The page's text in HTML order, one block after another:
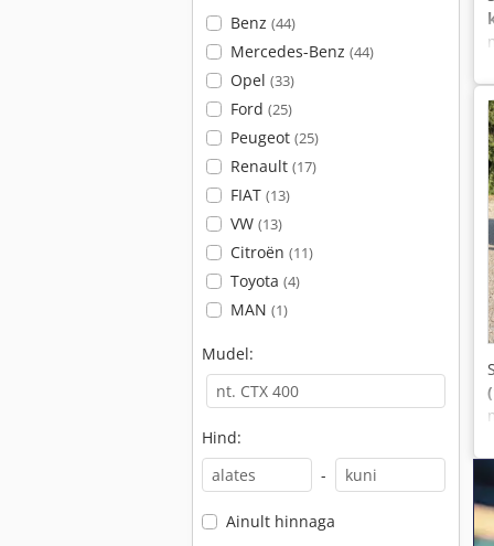
Benz (44)
Mercedes-Benz (44)
Opel (33)
Ford (25)
Peugeot (25)
Renault (17)
FIAT (13)
VW (13)
Citroën (11)
Toyota (4)
MAN (1)
Mudel:
Hind:
-
Ainult hinnaga